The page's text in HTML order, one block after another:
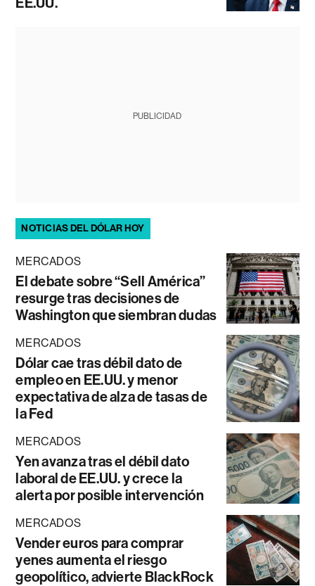
PUBLICIDAD
NOTICIAS DEL DÓLAR HOY
MERCADOS
El debate sobre “Sell América”
resurge tras decisiones de
Washington que siembran dudas
MERCADOS
Dólar cae tras débil dato de
empleo en EE.UU. y menor
expectativa de alza de tasas de
la Fed
MERCADOS
Yen avanza tras el débil dato
laboral de EE.UU. y crece la
alerta por posible intervención
MERCADOS
Vender euros para comprar
yenes aumenta el riesgo
geopolítico, advierte BlackRock